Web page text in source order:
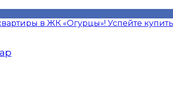
в ЖК «Огурцы»! Успейте